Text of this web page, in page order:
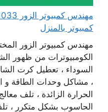
كمبيوتر بالمنزل
مهندس كمبيوتر الزور
الكومبيوترات من ظهور
السوداء ، تعطيل كرت
، مشاكل وحدات الطاقة و
الحرارة الزائدة ، تلف
الحاسوب بشكل متكرر ،